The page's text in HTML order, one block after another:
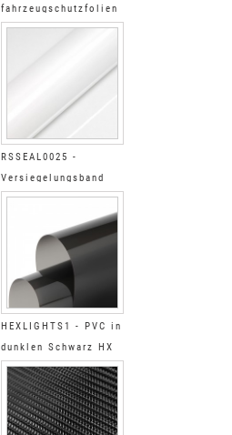
fahrzeugschutzfolien
Glänzend, schwarz,
RSSEAL0025 -
Versiegelungsband
glänzend
HEXLIGHTS1 - PVC in
dunklen Schwarz HX